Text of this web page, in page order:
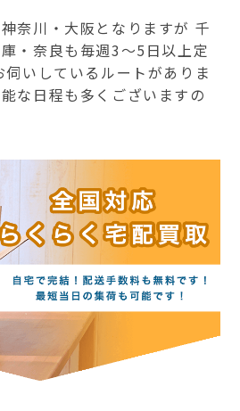
奈川・大阪となりますが 千
・奈良も毎週3～5日以上定
いしているルートがありま
な日程も多くございますの